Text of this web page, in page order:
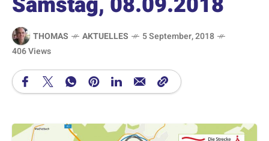
THOMAS AKTUELLES
5 September, 2018
406 Views